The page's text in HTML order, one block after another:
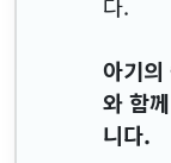
다.
아기의
와 함
니다.